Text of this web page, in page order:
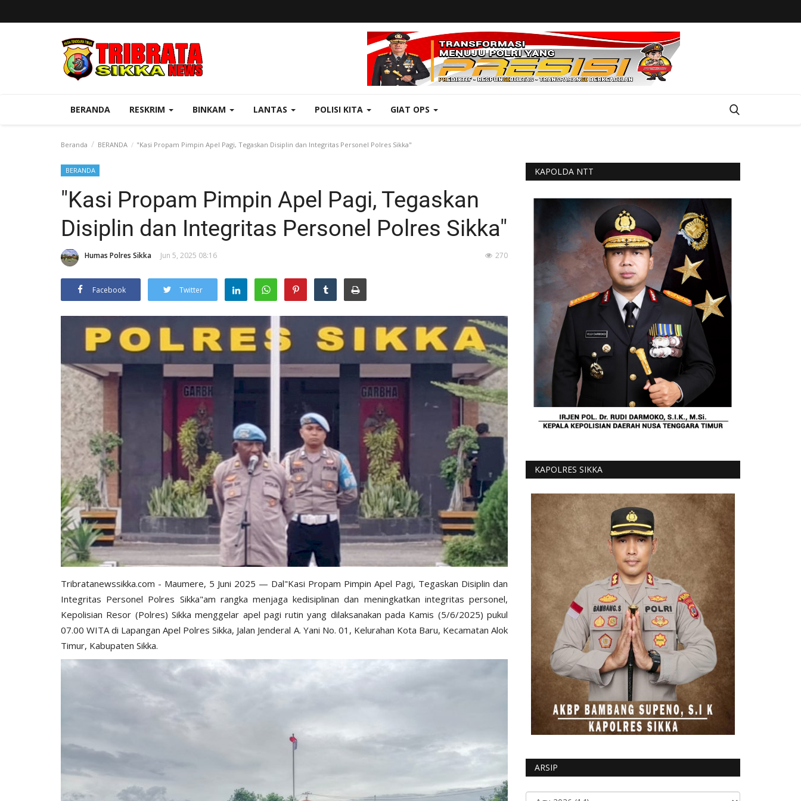
BERANDA RESKRIM BINKAM LANTAS POLISI KITA GIAT OPS
Beranda BERANDA "Kasi Propam Pimpin Apel Pagi, Tegaskan Disiplin dan Integritas Personel Polres Sikka"
BERANDA
"Kasi Propam Pimpin Apel Pagi, Tegaskan
Disiplin dan Integritas Personel Polres Sikka"
Humas Polres Sikka Jun 5, 2025 08:16 270
Facebook Twitter
Tribratanewssikka.com - Maumere, 5 Juni 2025 — Dal"Kasi Propam Pimpin Apel Pagi, Tegaskan Disiplin dan
Integritas Personel Polres Sikka"am rangka menjaga kedisiplinan dan meningkatkan integritas personel,
Kepolisian Resor (Polres) Sikka menggelar apel pagi rutin yang dilaksanakan pada Kamis (5/6/2025) pukul
07.00 WITA di Lapangan Apel Polres Sikka, Jalan Jenderal A. Yani No. 01, Kelurahan Kota Baru, Kecamatan Alok
Timur, Kabupaten Sikka.
KAPOLDA NTT
KAPOLRES SIKKA
ARSIP